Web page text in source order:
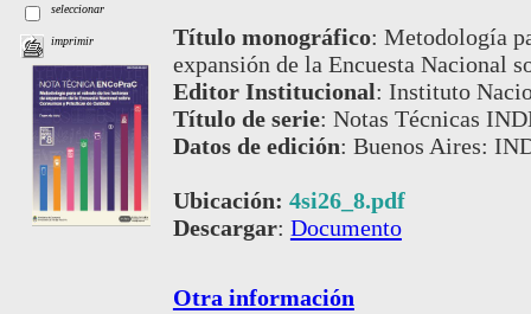
seleccionar
imprimir Título monográfico: Metodología
expansión de la Encuesta Nacional
Editor Institucional: Instituto
Título de serie: Notas Técnicas
Datos de edición: Buenos Aires:
Ubicación: 4si26_8.pdf
Descargar: Documento
Otra información